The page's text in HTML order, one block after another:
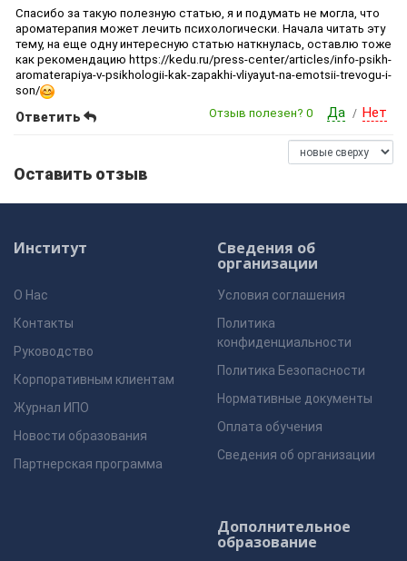
Спасибо за такую полезную статью, я и подумать не могла, что
ароматерапия может лечить психологически. Начала читать эту
тему, на еще одну интересную статью наткнулась, оставлю тоже
как рекомендацию https://kedu.ru/press-center/articles/info-psikh-
aromaterapiya-v-psikhologii-kak-zapakhi-vliyayut-na-emotsii-trevogu-i-
son/
Да / Нет
Отзыв полезен?0
Ответить
Оставить отзыв
Институт
О Нас
Контакты
Руководство
Корпоративным клиентам
Журнал ИПО
Новости образования
Партнерская программа
Сведения об
организации
Условия соглашения
Политика
конфиденциальности
Политика Безопасности
Нормативные документы
Оплата обучения
Сведения об организации
Дополнительное
образование